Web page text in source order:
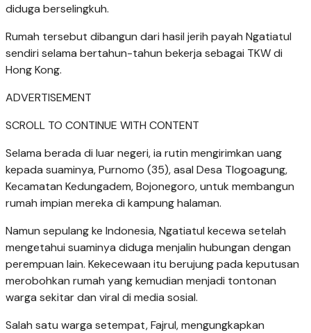
diduga berselingkuh.
Rumah tersebut dibangun dari hasil jerih payah Ngatiatul
sendiri selama bertahun-tahun bekerja sebagai TKW di
Hong Kong.
ADVERTISEMENT
SCROLL TO CONTINUE WITH CONTENT
Selama berada di luar negeri, ia rutin mengirimkan uang
kepada suaminya, Purnomo (35), asal Desa Tlogoagung,
Kecamatan Kedungadem, Bojonegoro, untuk membangun
rumah impian mereka di kampung halaman.
Namun sepulang ke Indonesia, Ngatiatul kecewa setelah
mengetahui suaminya diduga menjalin hubungan dengan
perempuan lain. Kekecewaan itu berujung pada keputusan
merobohkan rumah yang kemudian menjadi tontonan
warga sekitar dan viral di media sosial.
Salah satu warga setempat, Fajrul, mengungkapkan